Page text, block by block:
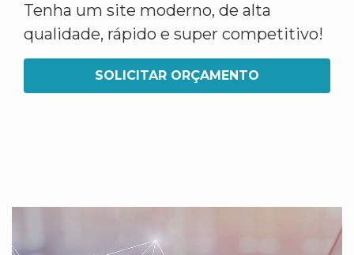
Tenha um site moderno, de alta
qualidade, rápido e super competitivo!
SOLICITAR ORÇAMENTO